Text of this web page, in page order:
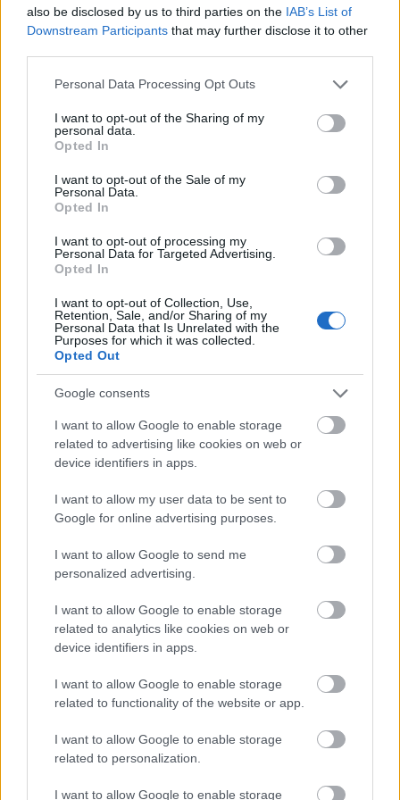
also be disclosed by us to third parties on the IAB’s List of
Downstream Participants that may further disclose it to other
Please note that this website/app uses one or more Google
not limited to your visit or usage behaviour. You may click to
grant or deny consent to Google and its third-party tags to
use your data for below specified purposes in below Google
consent section.
Personal Data Processing Opt Outs
I want to opt-out of the Sharing of my
personal data.
Opted In
I want to opt-out of the Sale of my
Personal Data.
Opted In
I want to opt-out of processing my
Personal Data for Targeted Advertising.
Opted In
I want to opt-out of Collection, Use,
Retention, Sale, and/or Sharing of my
Personal Data that Is Unrelated with the
Purposes for which it was collected.
Opted Out
Google consents
I want to allow Google to enable storage
related to advertising like cookies on web or
device identifiers in apps.
I want to allow my user data to be sent to
Google for online advertising purposes.
I want to allow Google to send me
personalized advertising.
I want to allow Google to enable storage
related to analytics like cookies on web or
device identifiers in apps.
I want to allow Google to enable storage
related to functionality of the website or app.
I want to allow Google to enable storage
related to personalization.
I want to allow Google to enable storage
Tammikuu 4: Davos, Sveitsi – 20km takaa-
yhteislähtö C
loppunousu F
Periodi III – kaksi uutta kisajärjestäjää
Tammikuu 19 – sprintti C
Tammikuu 20 – 20km yhteislähtö C
Tammikuu 21 – viesti 4×7.5km C/F
Tammikuu 26-28: Goms, Sveitsi
Tammikuu 26 – sekaviesti 4×7.5km
C/F
Tammikuu 27 – sprintti F
Tammikuu 28 – 20km yhteislähtö F
Periodi IV – Pohjois-Amerikka
Helmikuu 9-13: Canmore, Kanada
Helmikuu 9 – 10km F
Helmikuu 11 – 20km yhteislähtö C
Helmikuu 17-18: Minneapolis, USA
Helmikuu 17 – sprintti F
Helmikuu 18 – 10km F
Periodi V – Pohjoismaat
Maaliskuu 1-3: Lahti, Suomi
Maaliskuu 2 – 20km C